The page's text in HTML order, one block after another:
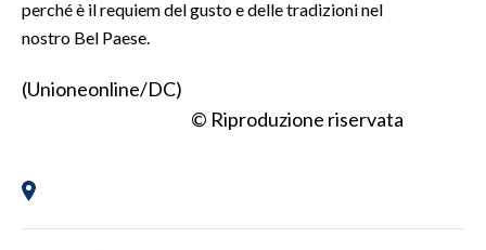
perché è il requiem del gusto e delle tradizioni nel
nostro Bel Paese.
(Unioneonline/DC)
© Riproduzione riservata